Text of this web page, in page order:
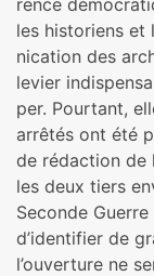
rence
les his­to­riens
ni­ca­tion des
levier
per. Pourtant,
arrê­tés ont été
de rédac­tion de
les deux tiers
Seconde
d’iden­ti­fier de
l’ouver­ture ne